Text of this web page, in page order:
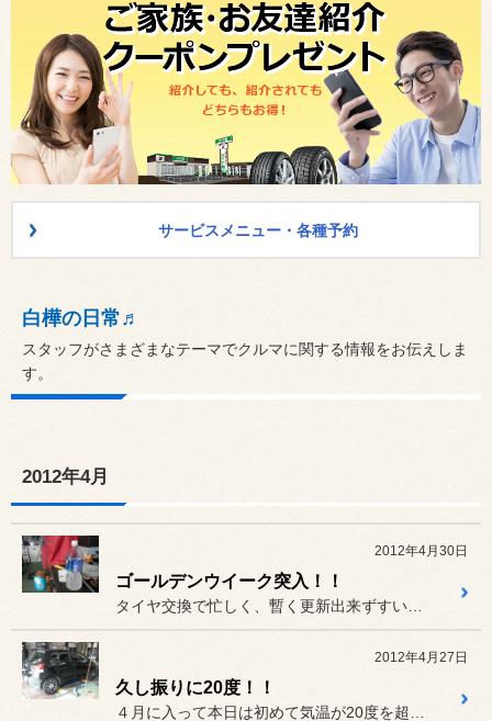
サービスメニュー・各種予約
白樺の日常♬
スタッフがさまざまなテーマでクルマに関する情報をお伝えしま
す。
2012年4月
2012年4月30日
ゴールデンウイーク突入！！
2012年4月27日
久し振りに20度！！